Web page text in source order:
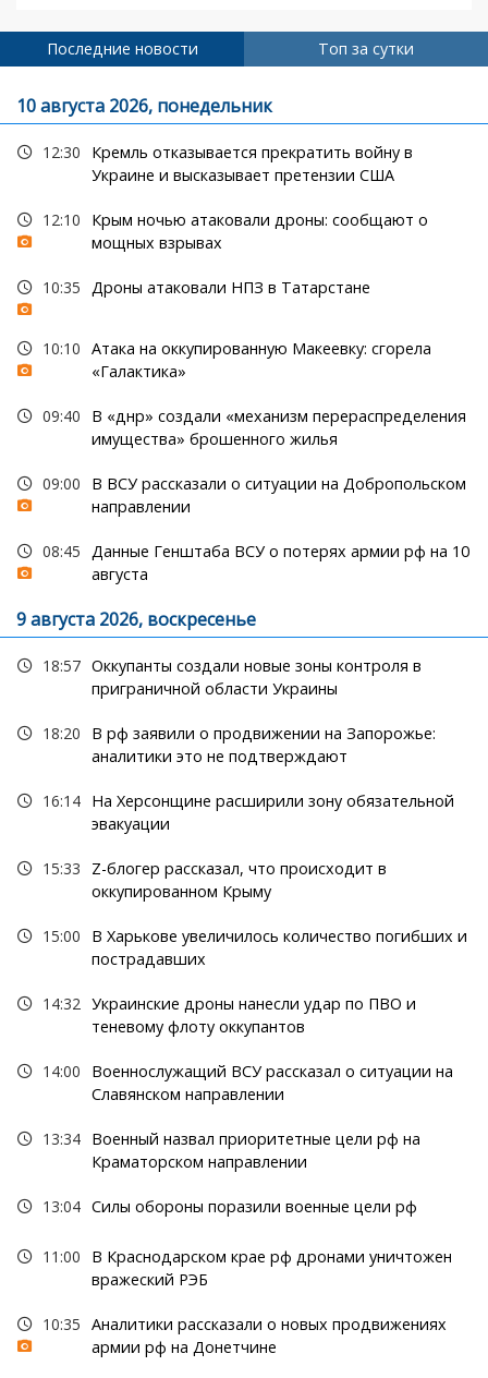
Последние новости Топ за сутки
10 августа 2026, понедельник
12:30
Кремль отказывается прекратить войну в
Украине и высказывает претензии США
12:10
Крым ночью атаковали дроны: сообщают о
мощных взрывах
10:35 Дроны атаковали НПЗ в Татарстане
10:10 Атака на оккупированную Макеевку: сгорела
«Галактика»
09:40
В «днр» создали «механизм перераспределения
имущества» брошенного жилья
09:00
В ВСУ рассказали о ситуации на Добропольском
направлении
08:45 Данные Генштаба ВСУ о потерях армии рф на 10
августа
9 августа 2026, воскресенье
18:57 Оккупанты создали новые зоны контроля в
приграничной области Украины
18:20
В рф заявили о продвижении на Запорожье:
аналитики это не подтверждают
16:14 На Херсонщине расширили зону обязательной
эвакуации
15:33
Z-блогер рассказал, что происходит в
оккупированном Крыму
15:00
В Харькове увеличилось количество погибших и
пострадавших
14:32 Украинские дроны нанесли удар по ПВО и
теневому флоту оккупантов
14:00
Военнослужащий ВСУ рассказал о ситуации на
Славянском направлении
13:34 Военный назвал приоритетные цели рф на
Краматорском направлении
13:04 Силы обороны поразили военные цели рф
11:00
В Краснодарском крае рф дронами уничтожен
вражеский РЭБ
10:35 Аналитики рассказали о новых продвижениях
армии рф на Донетчине